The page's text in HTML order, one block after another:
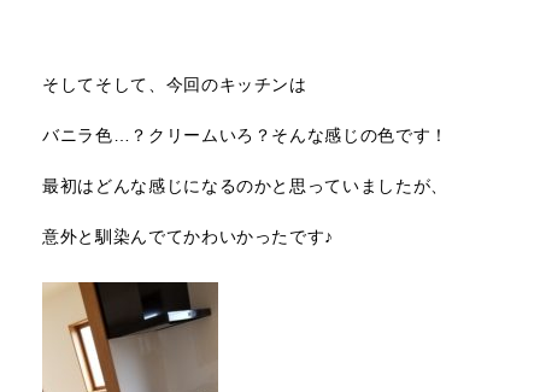
そしてそして、今回のキッチンは
バニラ色…？クリームいろ？そんな感じの色です！
最初はどんな感じになるのかと思っていましたが、
意外と馴染んでてかわいかったです♪